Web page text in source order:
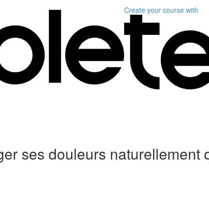
Create your course with
ses douleurs naturellement